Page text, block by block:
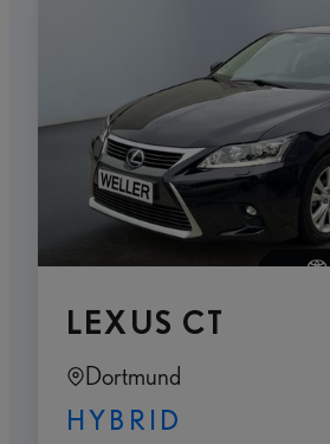
LEXUS CT
Dortmund
HYBRID